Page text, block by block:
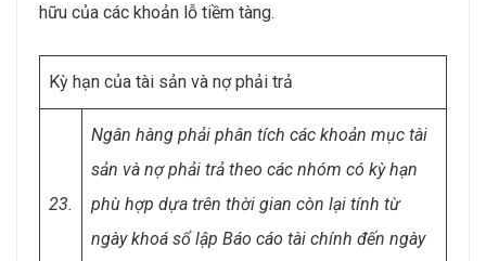
hữu của các khoản lỗ tiềm tàng.
Kỳ hạn của tài sản và nợ phải trả
23.
Ngân hàng phải phân tích các khoản mục tài
sản và nợ phải trả theo các nhóm có kỳ hạn
phù hợp dựa trên thời gian còn lại tính từ
ngày khoá sổ lập Báo cáo tài chính đến ngày